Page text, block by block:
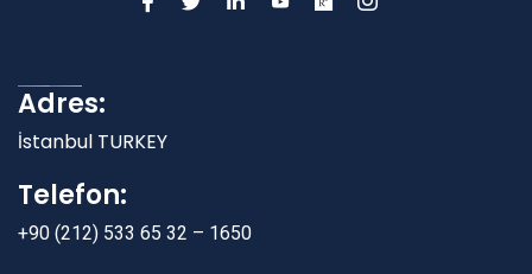
Adres:
İstanbul TURKEY
Telefon:
+90 (212) 533 65 32 – 1650